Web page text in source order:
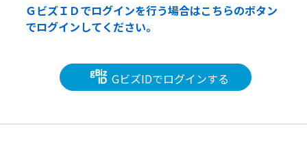
ＧビズＩＤでログインを行う場合はこちらのボタン
でログインしてください。
GビズIDでログインする